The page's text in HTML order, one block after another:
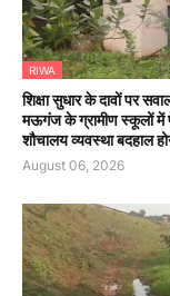
RIWA
शिक्षा सुधार के दावों पर
मऊगंज के ग्रामीण स्कूलों
शौचालय व्यवस्था बदहाल
August 06, 2026